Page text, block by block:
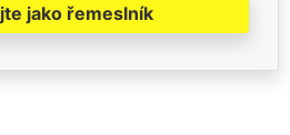
jako řemeslník